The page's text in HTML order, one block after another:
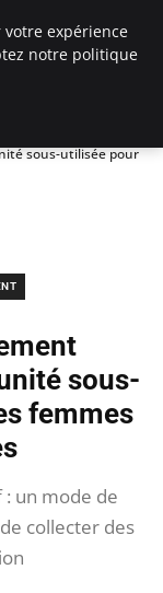
sous-utilisée pour
sous-
femmes
: un mode de
collecter des
expérience
notre politique